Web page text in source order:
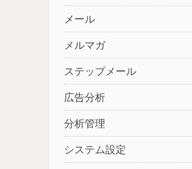
メール
メルマガ
ステップメール
広告分析
分析管理
システム設定